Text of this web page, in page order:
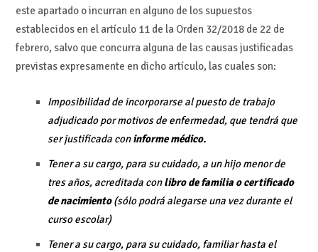
este apartado o incurran en alguno de los supuestos
establecidos en el artículo 11 de la Orden 32/2018 de 22 de
febrero, salvo que concurra alguna de las causas justificadas
previstas expresamente en dicho artículo, las cuales son:
Imposibilidad de incorporarse al puesto de trabajo
adjudicado por motivos de enfermedad, que tendrá que
ser justificada coninforme médico.
Tener a su cargo, para su cuidado, a un hijo menor de
tres años, acreditada conlibro de familia o certificado
de nacimiento(sólo podrá alegarse una vez durante el
curso escolar)
Tener a su cargo, para su cuidado, familiar hasta el